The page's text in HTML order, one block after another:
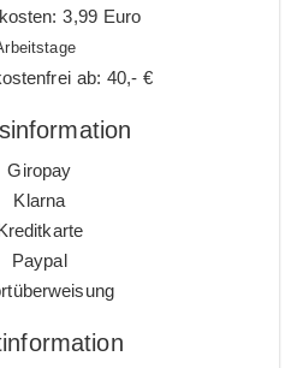
3,99 Euro
ab: 40,- €
Giropay
Klarna
Paypal